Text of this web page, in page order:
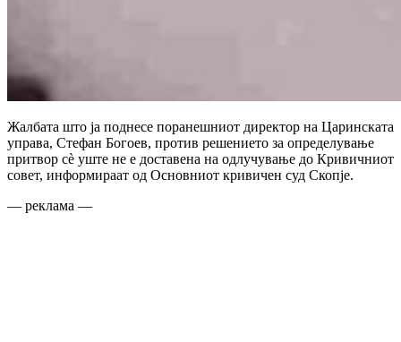
Жалбата што ја поднесе поранешниот директор на Царинската
управа, Стефан Богоев, против решението за определување
притвор сè уште не е доставена на одлучување до Кривичниот
совет, информираат од Основниот кривичен суд Скопје.
— реклама —